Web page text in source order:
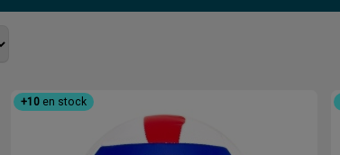
+10 en stock